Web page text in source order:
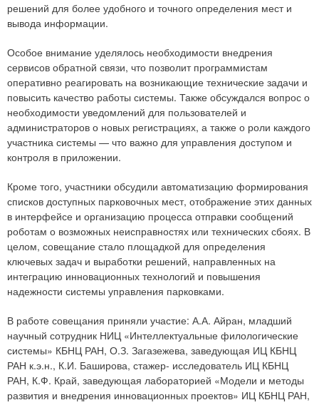
решений для более удобного и точного определения мест и
вывода информации.
Особое внимание уделялось необходимости внедрения
сервисов обратной связи, что позволит программистам
оперативно реагировать на возникающие технические задачи и
повысить качество работы системы. Также обсуждался вопрос о
необходимости уведомлений для пользователей и
администраторов о новых регистрациях, а также о роли каждого
участника системы — что важно для управления доступом и
контроля в приложении.
Кроме того, участники обсудили автоматизацию формирования
списков доступных парковочных мест, отображение этих данных
в интерфейсе и организацию процесса отправки сообщений
роботам о возможных неисправностях или технических сбоях. В
целом, совещание стало площадкой для определения
ключевых задач и выработки решений, направленных на
интеграцию инновационных технологий и повышения
надежности системы управления парковками.
В работе совещания приняли участие: А.А. Айран, младший
научный сотрудник НИЦ «Интеллектуальные филологические
системы» КБНЦ РАН, О.З. Загазежева, заведующая ИЦ КБНЦ
РАН к.э.н., К.И. Баширова, стажер- исследователь ИЦ КБНЦ
РАН, К.Ф. Край, заведующая лабораторией «Модели и методы
развития и внедрения инновационных проектов» ИЦ КБНЦ РАН,